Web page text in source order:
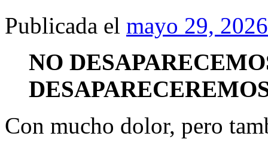
Publicada el mayo 29, 2026
NO
Con mucho dolor, pero